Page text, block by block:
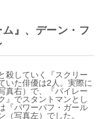
』、デーン・フ
殺していく『スクリー
いた俳優は2人。実際に
真右）で、『パイレー
』でスタントマンとし
『パワーパフ・ガール
写真左）でした。